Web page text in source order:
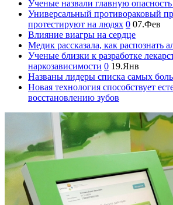
Ученые назвали главную опасность
Универсальный противораковый
протестируют на людях 0 07.Фев
Влияние виагры на сердце
Медик рассказала, как распознать
Ученые близки к разработке
наркозависимости 0 19.Янв
Названы лидеры списка самых
Новая технология способствует
восстановлению зубов